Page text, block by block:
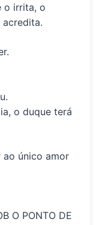
o irrita, o
o duque terá
único amor
O PONTO DE